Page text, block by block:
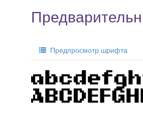
Предпросмотр шрифта